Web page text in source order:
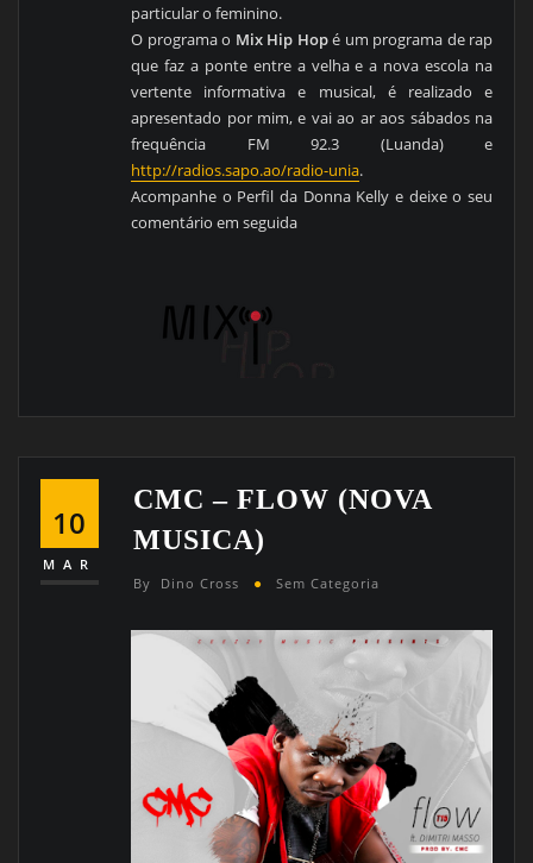
particular o feminino.
O programa o Mix Hip Hopé um programa de rap
que faz a ponte entre a velha e a nova escola na
vertente informativa e musical, é realizado e
apresentado por mim, e vai ao ar aos sábados na
frequência FM 92.3 (Luanda) e
http://radios.sapo.ao/radio-unia.
Acompanhe o Perfil da Donna Kelly e deixe o seu
comentário em seguida
10
MAR
CMC – FLOW (NOVA
MUSICA)
By Dino Cross Sem Categoria